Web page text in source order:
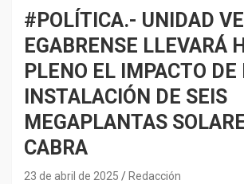
#POLÍTICA.- UNIDAD
EGABRENSE LLEVARÁ
PLENO EL IMPACTO DE
INSTALACIÓN DE SEIS
MEGAPLANTAS
CABRA
23 de abril de 2025 Redacción